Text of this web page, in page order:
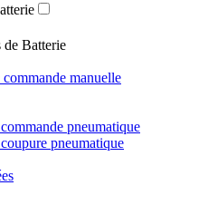
Batterie
manuelle
pneumatique
pneumatique